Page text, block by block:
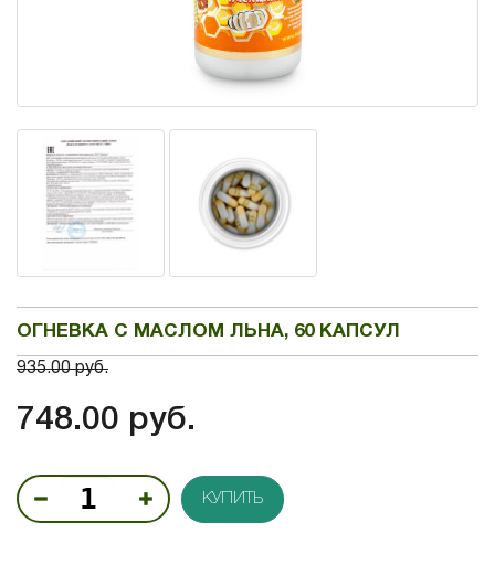
ОГНЕВКА С МАСЛОМ ЛЬНА, 60 КАПСУЛ
935.00 руб.
748.00 руб.
КУПИТЬ